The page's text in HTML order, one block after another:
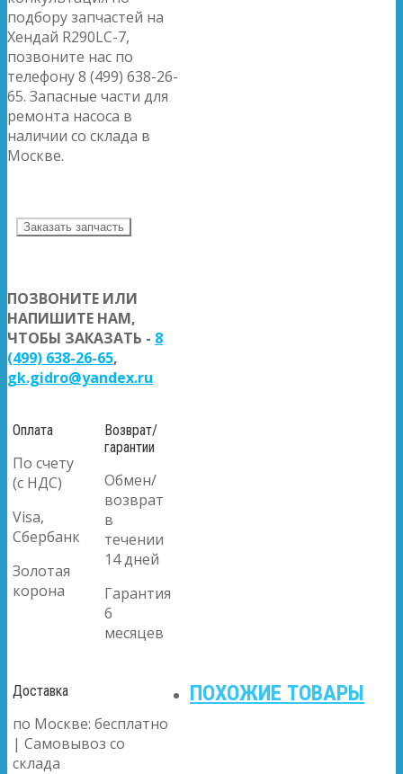
подбору запчастей на
Хендай R290LC-7,
позвоните нас по
телефону 8 (499) 638-26-
65. Запасные части для
ремонта насоса в
наличии со склада в
Москве.
Заказать запчасть
ПОЗВОНИТЕ ИЛИ
НАПИШИТЕ НАМ,
ЧТОБЫ ЗАКАЗАТЬ - 8
(499) 638-26-65,
gk.gidro@yandex.ru
Оплата
По счету
(с НДС)
Visa,
Сбербанк
Золотая
корона
Возврат/
гарантии
Обмен/
возврат
в
течении
14 дней
Гарантия
6
месяцев
Доставка
по Москве: бесплатно
| Самовывоз со
склада
ПОХОЖИЕ ТОВАРЫ